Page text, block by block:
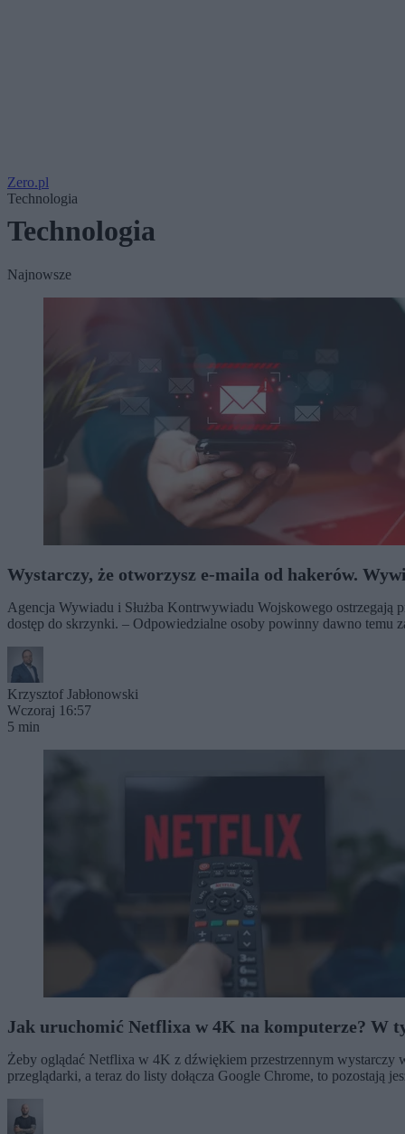
Zero.pl
Technologia
Technologia
Najnowsze
Wystarczy, że otworzysz e-maila od hakerów.
Agencja Wywiadu i Służba Kontrwywiadu Wojskowego ostrzegają
dostęp do skrzynki. – Odpowiedzialne osoby powinny dawno temu
Krzysztof Jabłonowski
Wczoraj 16:57
5 min
Jak uruchomić Netflixa w 4K na komputerze? W
Żeby oglądać Netflixa w 4K z dźwiękiem przestrzennym wystarczy
przeglądarki, a teraz do listy dołącza Google Chrome, to pozostają